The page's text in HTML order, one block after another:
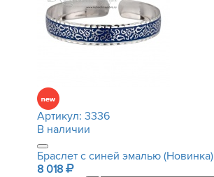
Артикул: 3336
В наличии
Браслет с синей эмалью (Новинка)
8 018